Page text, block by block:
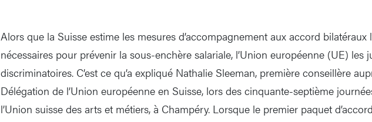
Alors que la Suisse estime les mesures d’accompagnement aux accord bilatéraux
nécessaires pour prévenir la sous-enchère salariale, l’Union européenne (UE) les
discriminatoires. C’est ce qu’a expliqué Nathalie Sleeman, première conseillère
Délégation de l’Union européenne en Suisse, lors des cinquante-septième
l’Union suisse des arts et métiers, à Champéry. Lorsque le premier paquet